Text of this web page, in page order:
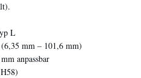
L
mm – 101,6 mm)
anpassbar